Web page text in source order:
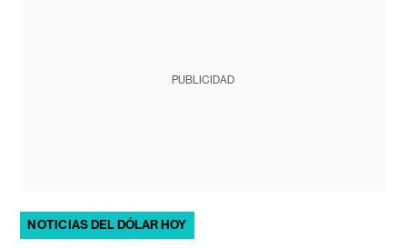
PUBLICIDAD
NOTICIAS DEL DÓLAR HOY